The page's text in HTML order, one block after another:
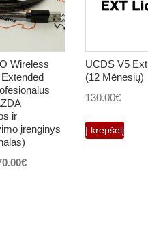
Wireless
ir
įrenginys
€Current
UCDS V5
(12 Mėnesių)
130.00€
Į krepšelį